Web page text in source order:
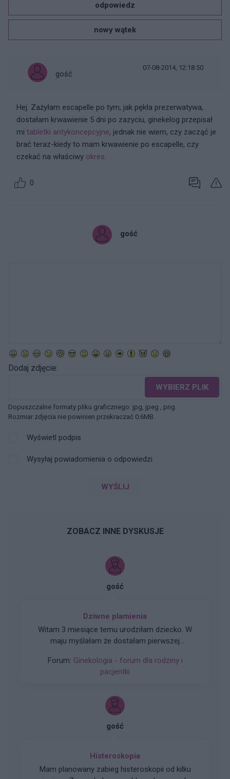
odpowiedz
nowy wątek
gość
07-08-2014, 12:18:50
Hej. Zażyłam escapelle po tym, jak pękła prezerwatywa,
dostałam krwawienie 5 dni po zazyciu, ginekelog przepisał
mi tabletki antykoncepcyjne, jednak nie wiem, czy zacząć je
brać teraz-kiedy to mam krwawienie po escapelle, czy
czekać na właściwy okres.
0
gość
Dodaj zdjęcie:
WYBIERZ PLIK
Dopuszczalne formaty pliku graficznego: jpg, jpeg , png.
Rozmiar zdjęcia nie powinien przekraczać 0.6MB.
Wyświetl podpis
Wysyłaj powiadomienia o odpowiedzi
WYŚLIJ
ZOBACZ INNE DYSKUSJE
gość
Dziwne plamienia
Witam 3 miesiące temu urodziłam dziecko. W
maju myślałam że dostałam pierwszej
typowe jak na okres. Przypominało to bardziej
takie plamienie i to nie żywą różową Kris ze
dnia był a na drugi dzień było czysto. I robi się
mi tak co 2 tyg raz trwa 3 dni a raz 6 jak przy
Forum: Ginekologia - forum dla rodziny i
pacjentki
gość
Histeroskopia
Mam planowany zabieg histeroskopii od kilku